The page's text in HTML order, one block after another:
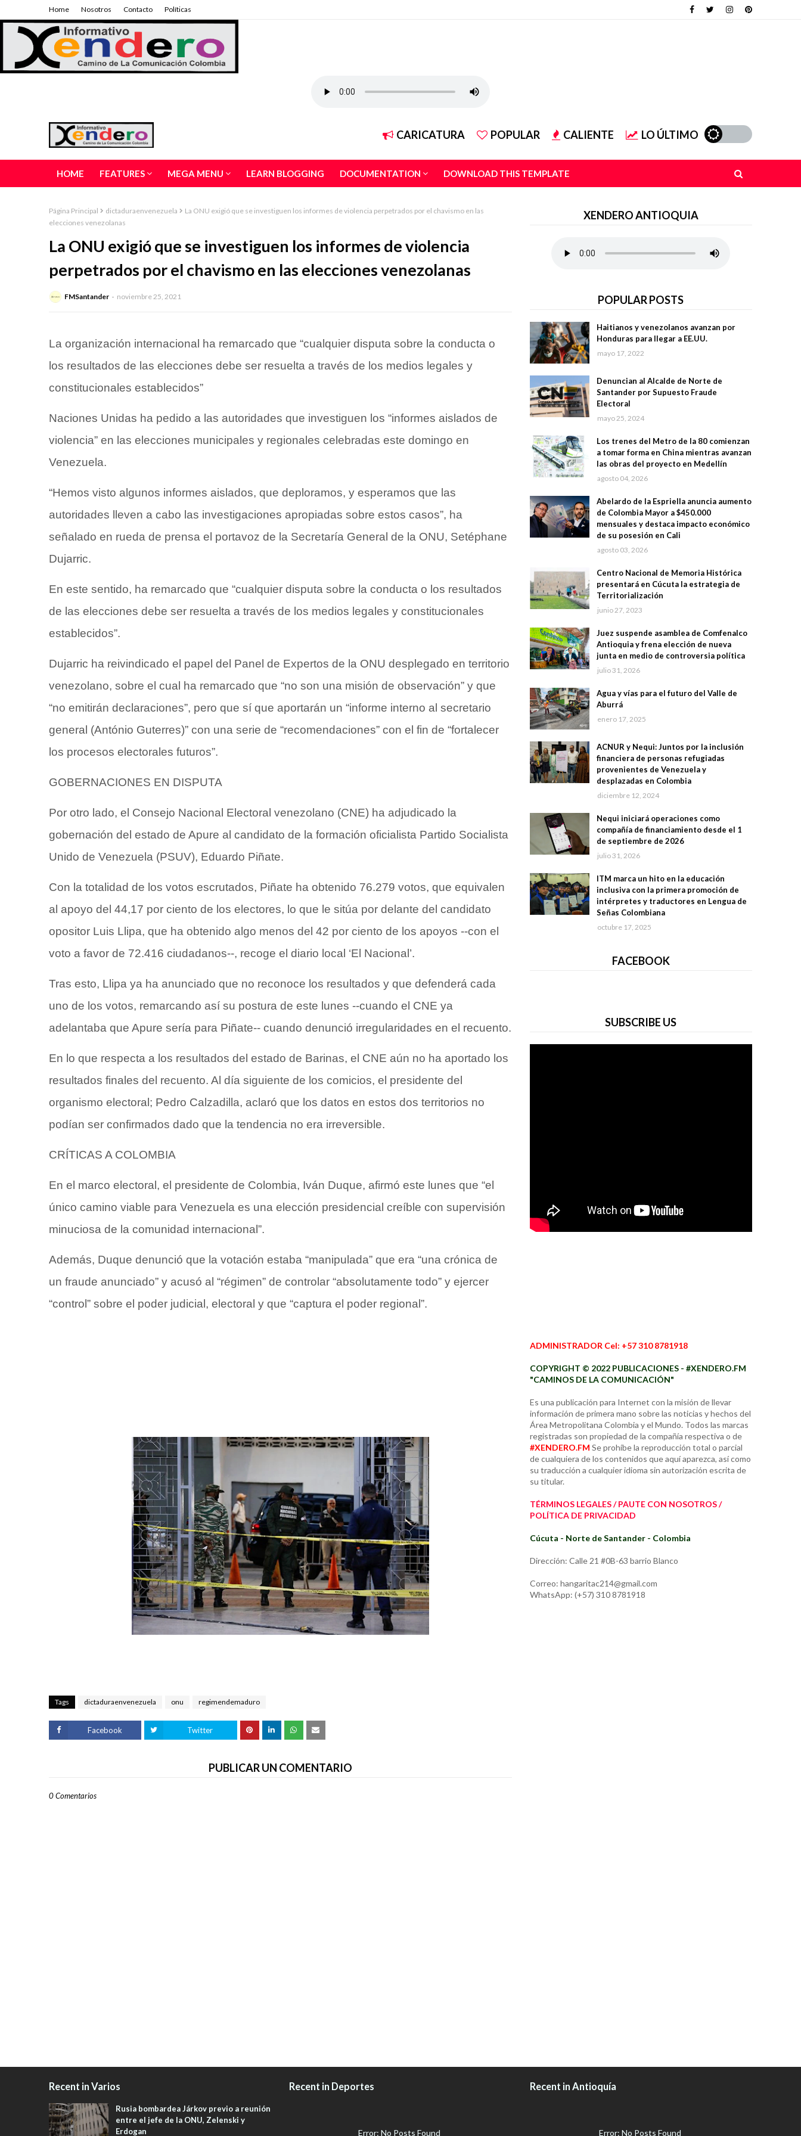
Home Nosotros Contacto Políticas
CARICATURA POPULAR CALIENTE LO ÚLTIMO
HOME FEATURES MEGA MENU LEARN BLOGGING DOCUMENTATION DOWNLOAD THIS TEMPLATE
Página Principal dictaduraenvenezuela
La ONU exigió que se investiguen los informes de violencia perpetrados por el chavismo en las
elecciones venezolanas
La ONU exigió que se investiguen los informes de violencia
perpetrados por el chavismo en las elecciones venezolanas
FMSantander noviembre 25, 2021
La organización internacional ha remarcado que “cualquier disputa sobre la conducta o
los resultados de las elecciones debe ser resuelta a través de los medios legales y
constitucionales establecidos”
Naciones Unidas ha pedido a las autoridades que investiguen los “informes aislados de
violencia” en las elecciones municipales y regionales celebradas este domingo en
Venezuela.
“Hemos visto algunos informes aislados, que deploramos, y esperamos que las
autoridades lleven a cabo las investigaciones apropiadas sobre estos casos”, ha
señalado en rueda de prensa el portavoz de la Secretaría General de la ONU, Setéphane
Dujarric.
En este sentido, ha remarcado que “cualquier disputa sobre la conducta o los resultados
de las elecciones debe ser resuelta a través de los medios legales y constitucionales
establecidos”.
Dujarric ha reivindicado el papel del Panel de Expertos de la ONU desplegado en territorio
venezolano, sobre el cual ha remarcado que “no son una misión de observación” y que
“no emitirán declaraciones”, pero que sí que aportarán un “informe interno al secretario
general (António Guterres)” con una serie de “recomendaciones” con el fin de “fortalecer
los procesos electorales futuros”.
GOBERNACIONES EN DISPUTA
Por otro lado, el Consejo Nacional Electoral venezolano (CNE) ha adjudicado la
gobernación del estado de Apure al candidato de la formación oficialista Partido Socialista
Unido de Venezuela (PSUV), Eduardo Piñate.
Con la totalidad de los votos escrutados, Piñate ha obtenido 76.279 votos, que equivalen
al apoyo del 44,17 por ciento de los electores, lo que le sitúa por delante del candidato
opositor Luis Llipa, que ha obtenido algo menos del 42 por ciento de los apoyos --con el
voto a favor de 72.416 ciudadanos--, recoge el diario local ‘El Nacional’.
Tras esto, Llipa ya ha anunciado que no reconoce los resultados y que defenderá cada
uno de los votos, remarcando así su postura de este lunes --cuando el CNE ya
adelantaba que Apure sería para Piñate-- cuando denunció irregularidades en el recuento.
En lo que respecta a los resultados del estado de Barinas, el CNE aún no ha aportado los
resultados finales del recuento. Al día siguiente de los comicios, el presidente del
organismo electoral; Pedro Calzadilla, aclaró que los datos en estos dos territorios no
podían ser confirmados dado que la tendencia no era irreversible.
CRÍTICAS A COLOMBIA
En el marco electoral, el presidente de Colombia, Iván Duque, afirmó este lunes que “el
único camino viable para Venezuela es una elección presidencial creíble con supervisión
minuciosa de la comunidad internacional”.
Además, Duque denunció que la votación estaba “manipulada” que era “una crónica de
un fraude anunciado” y acusó al “régimen” de controlar “absolutamente todo” y ejercer
“control” sobre el poder judicial, electoral y que “captura el poder regional”.
Tags dictaduraenvenezuela onu regimendemaduro
Facebook Twitter
PUBLICAR UN COMENTARIO
0 Comentarios
XENDERO ANTIOQUIA
POPULAR POSTS
Haitianos y venezolanos avanzan por
Honduras para llegar a EE.UU.
mayo 17, 2022
Denuncian al Alcalde de Norte de
Santander por Supuesto Fraude
Electoral
mayo 25, 2024
Los trenes del Metro de la 80 comienzan
a tomar forma en China mientras avanzan
las obras del proyecto en Medellín
agosto 04, 2026
Abelardo de la Espriella anuncia aumento
de Colombia Mayor a $450.000
mensuales y destaca impacto económico
de su posesión en Cali
agosto 03, 2026
Centro Nacional de Memoria Histórica
presentará en Cúcuta la estrategia de
Territorialización
junio 27, 2023
Juez suspende asamblea de Comfenalco
Antioquia y frena elección de nueva
junta en medio de controversia política
julio 31, 2026
Agua y vías para el futuro del Valle de
Aburrá
enero 17, 2025
ACNUR y Nequi: Juntos por la inclusión
financiera de personas refugiadas
provenientes de Venezuela y
desplazadas en Colombia
diciembre 12, 2024
Nequi iniciará operaciones como
compañía de financiamiento desde el 1
de septiembre de 2026
julio 31, 2026
ITM marca un hito en la educación
inclusiva con la primera promoción de
intérpretes y traductores en Lengua de
Señas Colombiana
octubre 17, 2025
FACEBOOK
SUBSCRIBE US
ADMINISTRADOR Cel: +57 310 8781918
COPYRIGHT © 2022 PUBLICACIONES - #XENDERO.FM
"CAMINOS DE LA COMUNICACIÓN"
Es una publicación para Internet con la misión de llevar
información de primera mano sobre las noticias y hechos del
Área Metropolitana Colombia y el Mundo. Todos las marcas
registradas son propiedad de la compañía respectiva o de
#XENDERO.FM Se prohíbe la reproducción total o parcial
de cualquiera de los contenidos que aquí aparezca, así como
su traducción a cualquier idioma sin autorización escrita de
su titular.
TÉRMINOS LEGALES / PAUTE CON NOSOTROS /
POLÍTICA DE PRIVACIDAD
Cúcuta - Norte de Santander - Colombia
Dirección: Calle 21 #0B-63 barrio Blanco
Correo: hangaritac214@gmail.com
WhatsApp: (+57) 310 8781918
Recent in Varios
Rusia bombardea Járkov previo a reunión
entre el jefe de la ONU, Zelenski y
Erdogan
Recent in Deportes
Error: No Posts Found
Recent in Antioquía
Error: No Posts Found